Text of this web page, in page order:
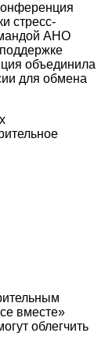
стресс-
АНО
объединила
для обмена
вместе»
облегчить